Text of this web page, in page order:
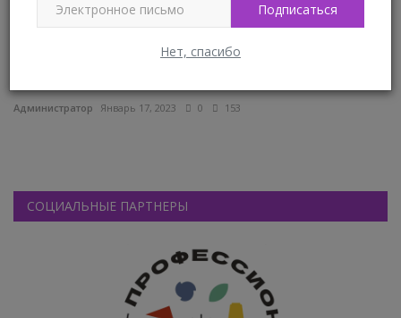
Подписаться
Нет, спасибо
Администратор Январь 17, 2023 0 153
СОЦИАЛЬНЫЕ ПАРТНЕРЫ